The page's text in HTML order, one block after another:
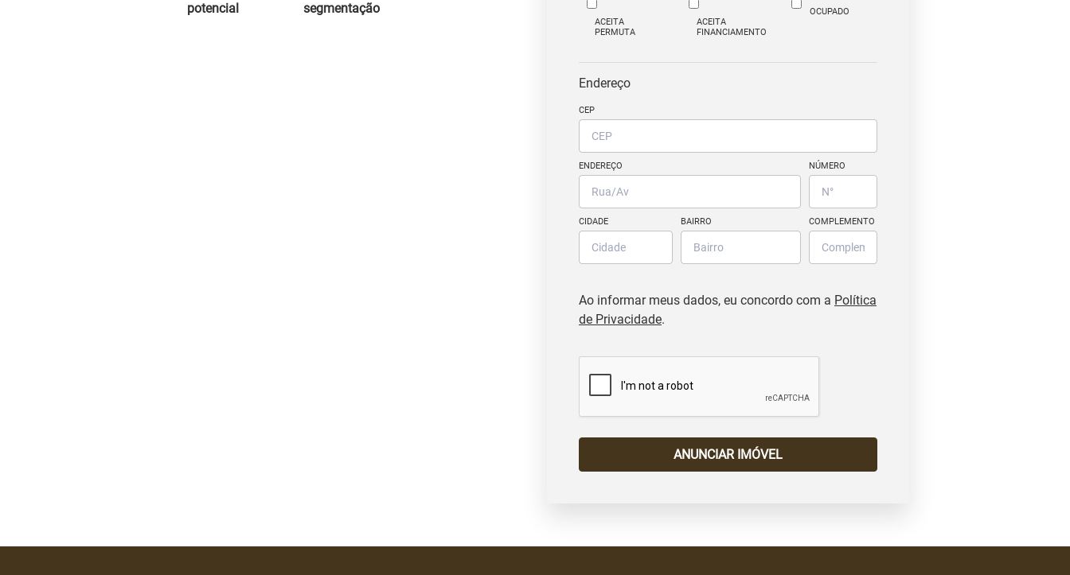
potencial
segmentação
ACEITA
PERMUTA
ACEITA
FINANCIAMENTO
OCUPADO
Endereço
CEP
ENDEREÇO NÚMERO
CIDADE BAIRRO COMPLEMENTO
Ao informar meus dados, eu concordo com a Política
de Privacidade.
ANUNCIAR IMÓVEL